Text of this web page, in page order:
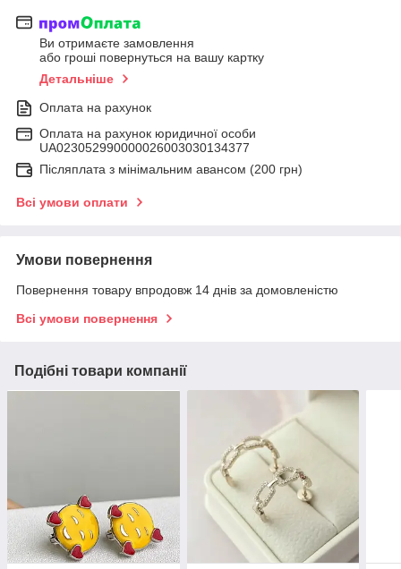
Ви отримаєте замовлення
або гроші повернуться на вашу картку
Детальніше
Оплата на рахунок
Оплата на рахунок юридичної особи
UA023052990000026003030134377
Післяплата з мінімальним авансом (200 грн)
Всі умови оплати
Умови повернення
Повернення товару впродовж 14 днів за домовленістю
Всі умови повернення
Подібні товари компанії